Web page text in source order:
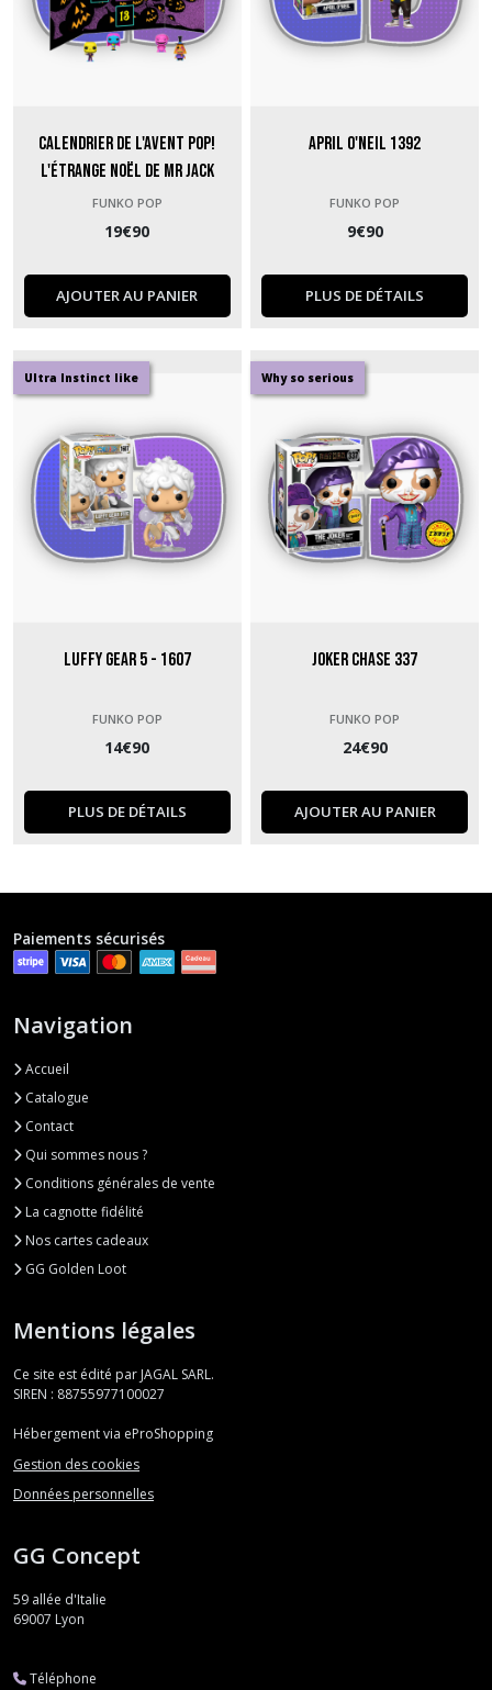
Calendrier de l'Avent Pop!
L'Étrange Noël de Mr Jack
FUNKO POP
19€90
AJOUTER AU PANIER
April O'Neil 1392
FUNKO POP
9€90
PLUS DE DÉTAILS
Ultra Instinct like
Luffy Gear 5 - 1607
FUNKO POP
14€90
PLUS DE DÉTAILS
Why so serious
Joker Chase 337
FUNKO POP
24€90
AJOUTER AU PANIER
Paiements sécurisés
Navigation
Accueil
Catalogue
Contact
Qui sommes nous ?
Conditions générales de vente
La cagnotte fidélité
Nos cartes cadeaux
GG Golden Loot
Mentions légales
Ce site est édité par JAGAL SARL.
SIREN : 88755977100027
Hébergement via eProShopping
Gestion des cookies
Données personnelles
GG Concept
59 allée d'Italie
69007 Lyon
Téléphone